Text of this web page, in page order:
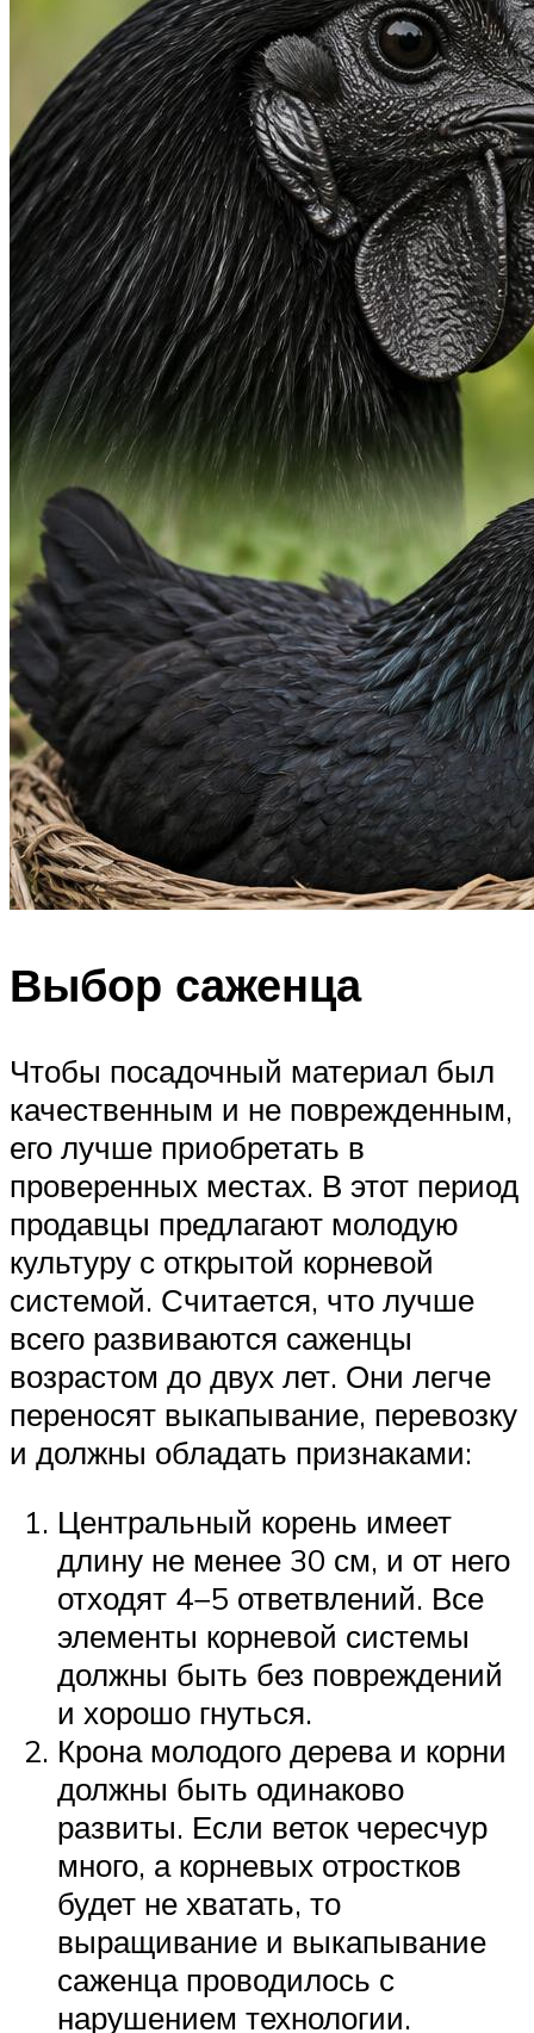
Выбор саженца
Чтобы посадочный материал был
качественным и не поврежденным,
его лучше приобретать в
проверенных местах. В этот период
продавцы предлагают молодую
культуру с открытой корневой
системой. Считается, что лучше
всего развиваются саженцы
возрастом до двух лет. Они легче
переносят выкапывание, перевозку
и должны обладать признаками:
Центральный корень имеет
длину не менее 30 см, и от него
отходят 4−5 ответвлений. Все
элементы корневой системы
должны быть без повреждений
и хорошо гнуться.
Крона молодого дерева и корни
должны быть одинаково
развиты. Если веток чересчур
много, а корневых отростков
будет не хватать, то
выращивание и выкапывание
саженца проводилось с
нарушением технологии.